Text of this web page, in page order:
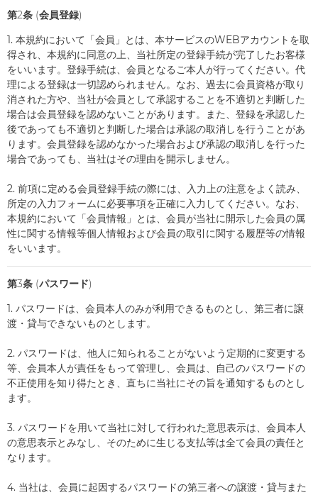
第2条 (会員登録)
1. 本規約において「会員」とは、本サービスのWEBアカウントを取
得され、本規約に同意の上、当社所定の登録手続が完了したお客様
をいいます。登録手続は、会員となるご本人が行ってください。代
理による登録は一切認められません。なお、過去に会員資格が取り
消された方や、当社が会員として承認することを不適切と判断した
場合は会員登録を認めないことがあります。また、登録を承認した
後であっても不適切と判断した場合は承認の取消しを行うことがあ
ります。会員登録を認めなかった場合および承認の取消しを行った
場合であっても、当社はその理由を開示しません。
2. 前項に定める会員登録手続の際には、入力上の注意をよく読み、
所定の入力フォームに必要事項を正確に入力してください。なお、
本規約において「会員情報」とは、会員が当社に開示した会員の属
性に関する情報等個人情報および会員の取引に関する履歴等の情報
をいいます。
第3条 (パスワード)
1. パスワードは、会員本人のみが利用できるものとし、第三者に譲
渡・貸与できないものとします。
2. パスワードは、他人に知られることがないよう定期的に変更する
等、会員本人が責任をもって管理し、会員は、自己のパスワードの
不正使用を知り得たとき、直ちに当社にその旨を通知するものとし
ます。
3. パスワードを用いて当社に対して行われた意思表示は、会員本人
の意思表示とみなし、そのために生じる支払等は全て会員の責任と
なります。
4. 当社は、会員に起因するパスワードの第三者への譲渡・貸与また